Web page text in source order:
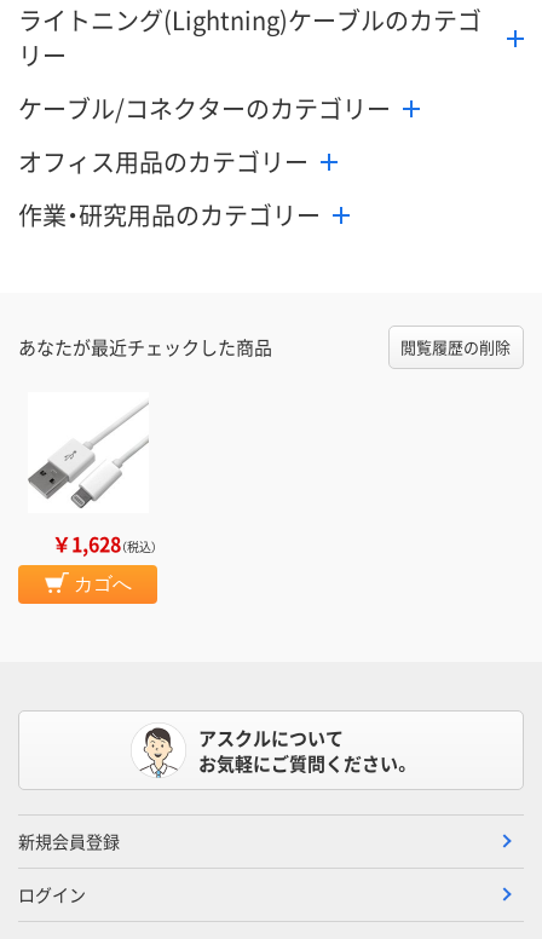
ライトニング(Lightning)ケーブルのカテゴ
リー
ケーブル/コネクターのカテゴリー
オフィス用品のカテゴリー
作業・研究用品のカテゴリー
あなたが最近チェックした商品 閲覧履歴の削除
￥1,628（税込）
カゴへ
アスクルについて
お気軽にご質問ください。
新規会員登録
ログイン